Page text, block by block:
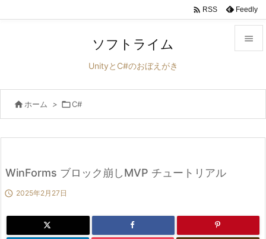


前へ
 RSS Feedly
ソフトライム
UnityとC#のおぼえがき
 ホーム > C#
WinForms ブロック崩しMVP チュートリアル
 2025年2月27日